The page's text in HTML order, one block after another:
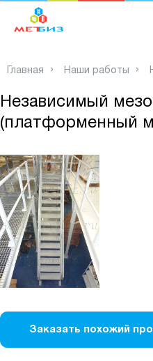
Главная Наши работы
Независимый
(платформенный
Заказать похожий